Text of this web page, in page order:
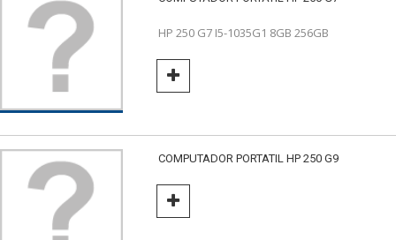
HP 250 G7 I5-1035G1 8GB 256GB
COMPUTADOR PORTATIL HP 250 G9